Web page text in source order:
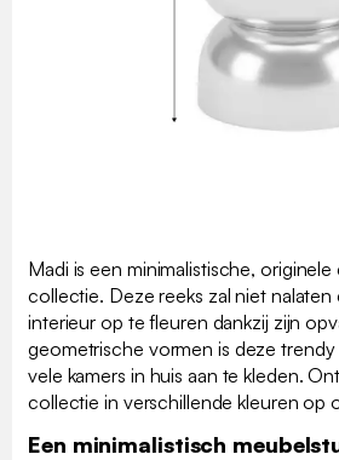
Madi is een minimalistische,
collectie. Deze reeks zal niet nalaten
interieur op te fleuren dankzij zijn
geometrische vormen is deze
vele kamers in huis aan te kleden.
collectie in verschillende kleuren op
Een minimalistisch